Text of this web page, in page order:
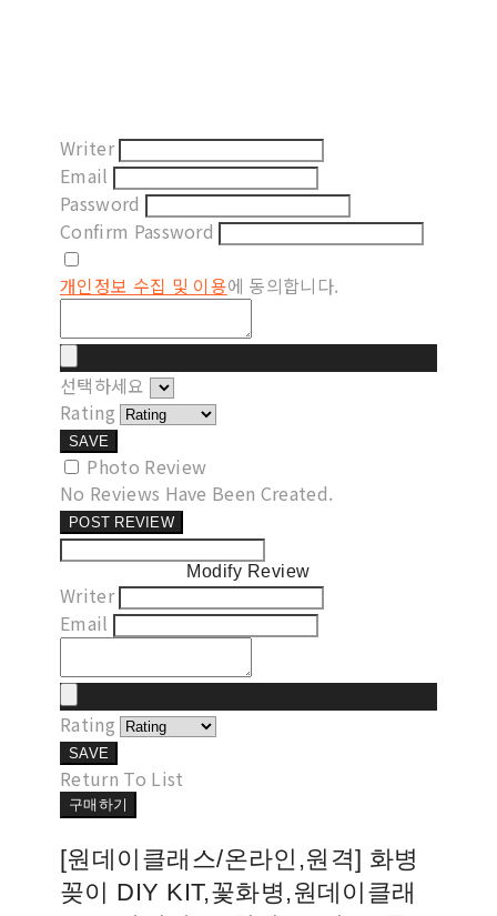
Writer
Email
Password
Confirm Password
개인정보 수집 및 이용에 동의합니다.
선택하세요
Rating
SAVE
Photo Review
No Reviews Have Been Created.
POST REVIEW
Modify Review
Writer
Email
Rating
SAVE
Return To List
구매하기
[원데이클래스/온라인,원격] 화병
꽂이 DIY KIT,꽃화병,원데이클래